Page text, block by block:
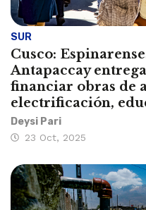
SUR
Cusco:
Antapaccay
financiar obras de
electrificación,
Deysi Pari
23 Oct, 2025